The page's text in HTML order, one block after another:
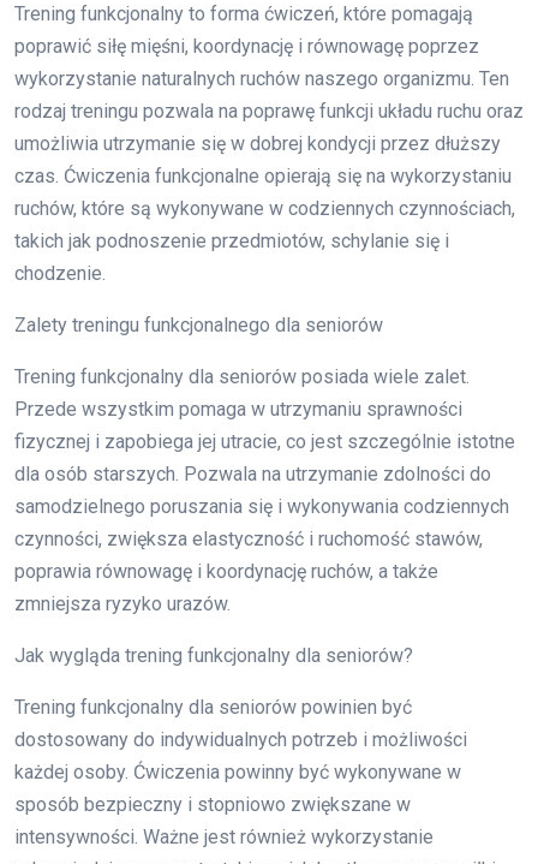
Trening funkcjonalny to forma ćwiczeń, które pomagają
poprawić siłę mięśni, koordynację i równowagę poprzez
wykorzystanie naturalnych ruchów naszego organizmu. Ten
rodzaj treningu pozwala na poprawę funkcji układu ruchu oraz
umożliwia utrzymanie się w dobrej kondycji przez dłuższy
czas. Ćwiczenia funkcjonalne opierają się na wykorzystaniu
ruchów, które są wykonywane w codziennych czynnościach,
takich jak podnoszenie przedmiotów, schylanie się i
chodzenie.
Zalety treningu funkcjonalnego dla seniorów
Trening funkcjonalny dla seniorów posiada wiele zalet.
Przede wszystkim pomaga w utrzymaniu sprawności
fizycznej i zapobiega jej utracie, co jest szczególnie istotne
dla osób starszych. Pozwala na utrzymanie zdolności do
samodzielnego poruszania się i wykonywania codziennych
czynności, zwiększa elastyczność i ruchomość stawów,
poprawia równowagę i koordynację ruchów, a także
zmniejsza ryzyko urazów.
Jak wygląda trening funkcjonalny dla seniorów?
Trening funkcjonalny dla seniorów powinien być
dostosowany do indywidualnych potrzeb i możliwości
każdej osoby. Ćwiczenia powinny być wykonywane w
sposób bezpieczny i stopniowo zwiększane w
intensywności. Ważne jest również wykorzystanie